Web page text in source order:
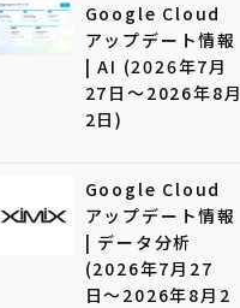
Google Cloud
アップデート情報
| AI (2026年7月
27日〜2026年8月
2日)
Google Cloud
アップデート情報
| データ分析
(2026年7月27
日〜2026年8月2